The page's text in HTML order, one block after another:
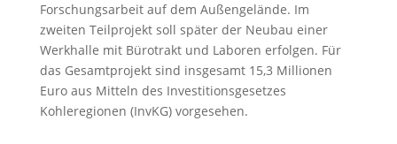
Forschungsarbeit auf dem Außengelände. Im
zweiten Teilprojekt soll später der Neubau einer
Werkhalle mit Bürotrakt und Laboren erfolgen. Für
das Gesamtprojekt sind insgesamt 15,3 Millionen
Euro aus Mitteln des Investitionsgesetzes
Kohleregionen (InvKG) vorgesehen.